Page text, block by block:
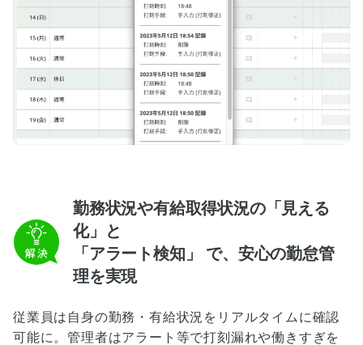
勤務状況や有給取得状況の「見える
化」と
「アラート検知」 で、安心の勤怠管
理を実現
従業員は自身の勤務・有給状況をリアルタイムに確認
可能に。管理者はアラート等で打刻漏れや働きすぎを